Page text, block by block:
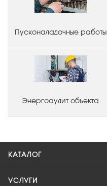
Пусконаладочные работы
Энергоаудит объекта
КАТАЛОГ
УСЛУГИ